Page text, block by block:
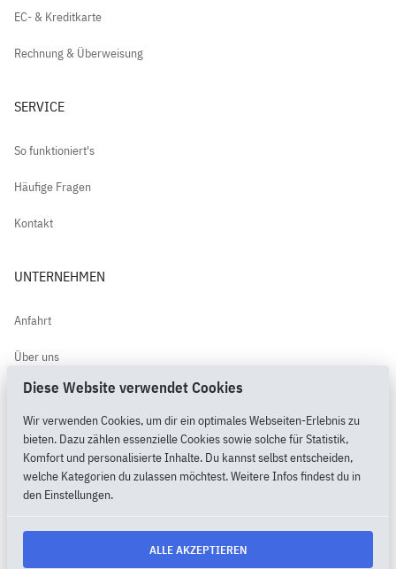
EC- & Kreditkarte
Rechnung & Überweisung
SERVICE
So funktioniert's
Häufige Fragen
Kontakt
UNTERNEHMEN
Anfahrt
Über uns
Kundenbewertungen
PimpMyPony.shop®
2026 Copyright by MietMaxX.shop® |Cookie Einstellungen
Diese Website verwendet Cookies
Wir verwenden Cookies, um dir ein optimales Webseiten-Erlebnis zu
bieten. Dazu zählen essenzielle Cookies sowie solche für Statistik,
Komfort und personalisierte Inhalte. Du kannst selbst entscheiden,
welche Kategorien du zulassen möchtest. Weitere Infos findest du in
den Einstellungen.
ALLE AKZEPTIEREN